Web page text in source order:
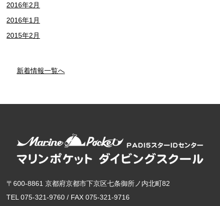
2016年2月
2016年1月
2015年2月
新着情報一覧へ
〒600-8861 京都府京都市下京区七条御所ノ内北町82
TEL 075-321-9760 / FAX 075-321-9716